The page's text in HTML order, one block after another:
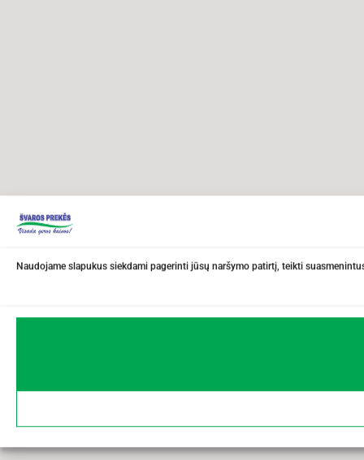
Naudojame slapukus siekdami pagerinti jūsų naršymo patirtį, teikti